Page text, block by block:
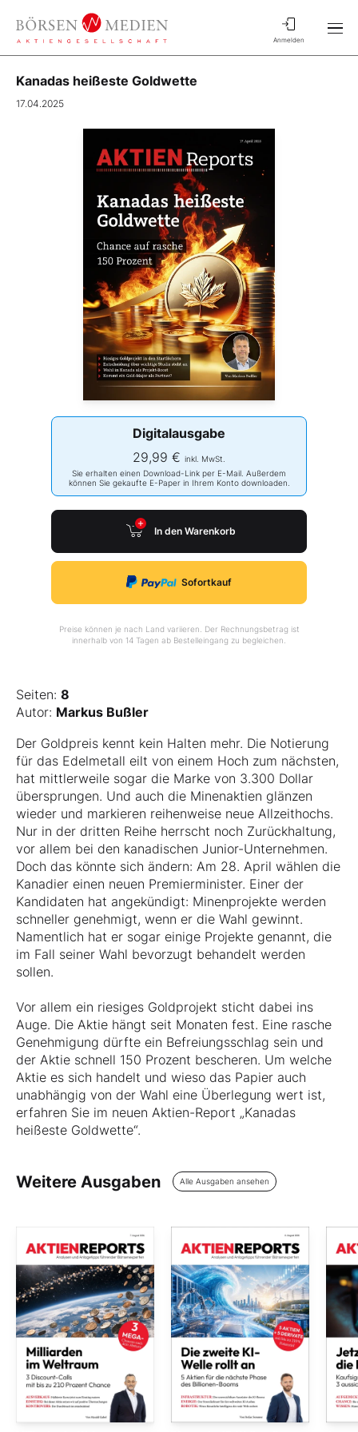
Anmelden
Kanadas heißeste Goldwette
17.04.2025
Digitalausgabe
29,99 € inkl. MwSt.
Sie erhalten einen Download-Link per E-Mail. Außerdem
können Sie gekaufte E-Paper in Ihrem Konto downloaden.
In den Warenkorb
Sofortkauf
Preise können je nach Land variieren. Der Rechnungsbetrag ist
innerhalb von 14 Tagen ab Bestelleingang zu begleichen.
Seiten: 8
Autor: Markus Bußler
Der Goldpreis kennt kein Halten mehr. Die Notierung
für das Edelmetall eilt von einem Hoch zum nächsten,
hat mittlerweile sogar die Marke von 3.300 Dollar
übersprungen. Und auch die Minenaktien glänzen
wieder und markieren reihenweise neue Allzeithochs.
Nur in der dritten Reihe herrscht noch Zurückhaltung,
vor allem bei den kanadischen Junior-Unternehmen.
Doch das könnte sich ändern: Am 28. April wählen die
Kanadier einen neuen Premierminister. Einer der
Kandidaten hat angekündigt: Minenprojekte werden
schneller genehmigt, wenn er die Wahl gewinnt.
Namentlich hat er sogar einige Projekte genannt, die
im Fall seiner Wahl bevorzugt behandelt werden
sollen.
Vor allem ein riesiges Goldprojekt sticht dabei ins
Auge. Die Aktie hängt seit Monaten fest. Eine rasche
Genehmigung dürfte ein Befreiungsschlag sein und
der Aktie schnell 150 Prozent bescheren. Um welche
Aktie es sich handelt und wieso das Papier auch
unabhängig von der Wahl eine Überlegung wert ist,
erfahren Sie im neuen Aktien-Report „Kanadas
heißeste Goldwette“.
Weitere Ausgaben Alle Ausgaben ansehen